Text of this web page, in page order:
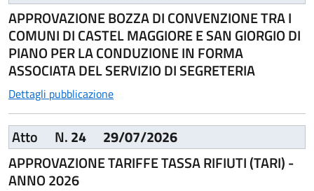
APPROVAZIONE BOZZA DI CONVENZIONE TRA I
COMUNI DI CASTEL MAGGIORE E SAN GIORGIO DI
PIANO PER LA CONDUZIONE IN FORMA
ASSOCIATA DEL SERVIZIO DI SEGRETERIA
Dettagli pubblicazione
Atto N.24
29/07/2026
APPROVAZIONE TARIFFE TASSA RIFIUTI (TARI) -
ANNO 2026